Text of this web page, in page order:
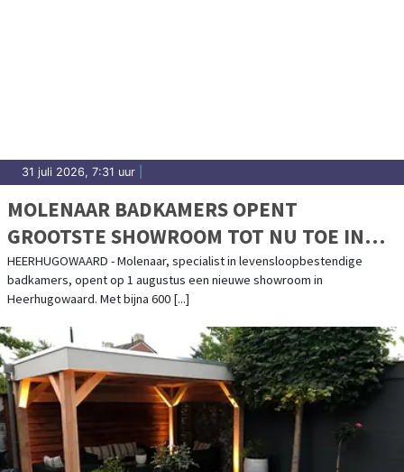
31 juli 2026, 7:31 uur
MOLENAAR BADKAMERS OPENT
GROOTSTE SHOWROOM TOT NU TOE IN
HEERHUGOWAARD
HEERHUGOWAARD - Molenaar, specialist in levensloopbestendige
badkamers, opent op 1 augustus een nieuwe showroom in
Heerhugowaard. Met bijna 600 [...]